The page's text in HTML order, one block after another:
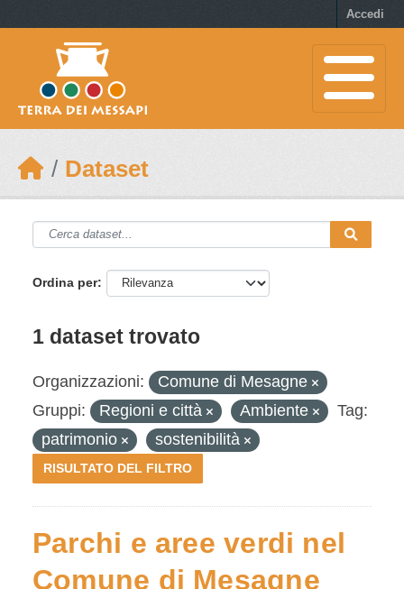
Accedi
Dataset
Ordina per
1 dataset trovato
Organizzazioni:
Comune di Mesagne
Gruppi:
Regioni e città Ambiente
Tag:
patrimonio
sostenibilità
RISULTATO DEL FILTRO
Parchi e aree verdi nel
Comune di Mesagne